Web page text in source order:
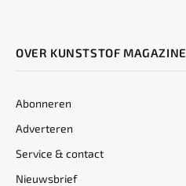
OVER KUNSTSTOF MAGAZINE
Abonneren
Adverteren
Service & contact
Nieuwsbrief